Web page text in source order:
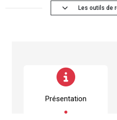
Les outils de
Présentation